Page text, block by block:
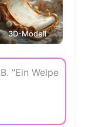
3D-Modell